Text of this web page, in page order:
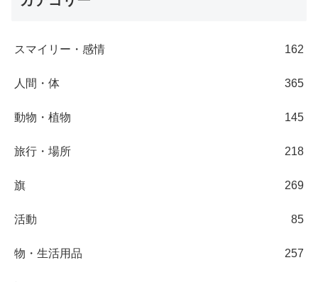
スマイリー・感情 162
人間・体 365
動物・植物 145
旅行・場所 218
旗 269
活動 85
物・生活用品 257